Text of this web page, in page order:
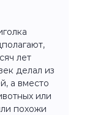
лет
делал из
а вместо
или
похожи